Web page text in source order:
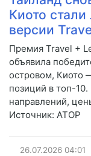
Киото
версии
Премия Travel +
объявила
островом, Киото
позиций в топ-
направлений,
Источник: АТОР
26.07.2026 04:01